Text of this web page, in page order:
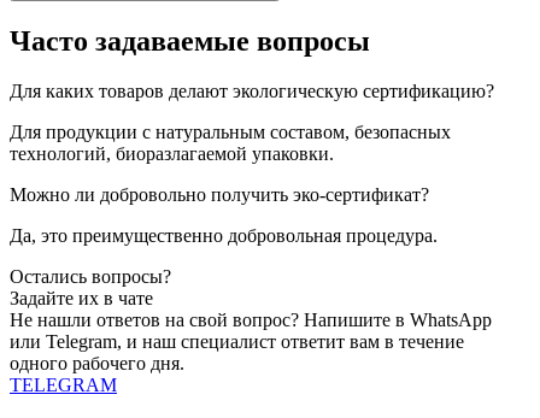
Часто задаваемые вопросы
Для каких товаров делают экологическую сертификацию?
Для продукции с натуральным составом, безопасных
технологий, биоразлагаемой упаковки.
Можно ли добровольно получить эко-сертификат?
Да, это преимущественно добровольная процедура.
Остались вопросы?
Задайте их в чате
Не нашли ответов на свой вопрос? Напишите в WhatsApp
или Telegram, и наш специалист ответит вам в течение
одного рабочего дня.
TELEGRAM